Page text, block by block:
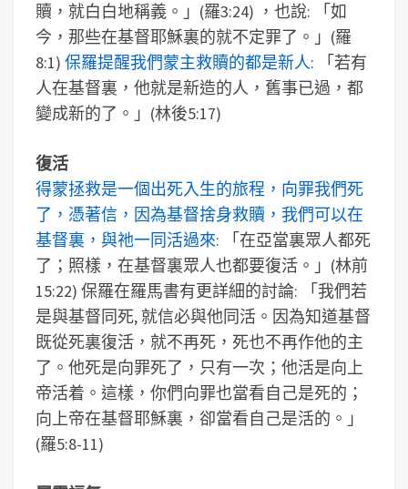
贖，就白白地稱義。」(羅3:24) ，也說: 「如
今，那些在基督耶穌裏的就不定罪了。」(羅
8:1) 保羅提醒我們蒙主救贖的都是新人: 「若有
人在基督裏，他就是新造的人，舊事已過，都
變成新的了。」(林後5:17)
復活
得蒙拯救是一個出死入生的旅程，向罪我們死
了，憑著信，因為基督捨身救贖，我們可以在
基督裏，與祂一同活過來: 「在亞當裏眾人都死
了；照樣，在基督裏眾人也都要復活。」(林前
15:22) 保羅在羅馬書有更詳細的討論: 「我們若
是與基督同死, 就信必與他同活。因為知道基督
既從死裏復活，就不再死，死也不再作他的主
了。他死是向罪死了，只有一次；他活是向上
帝活着。這樣，你們向罪也當看自己是死的；
向上帝在基督耶穌裏，卻當看自己是活的。」
(羅5:8-11)